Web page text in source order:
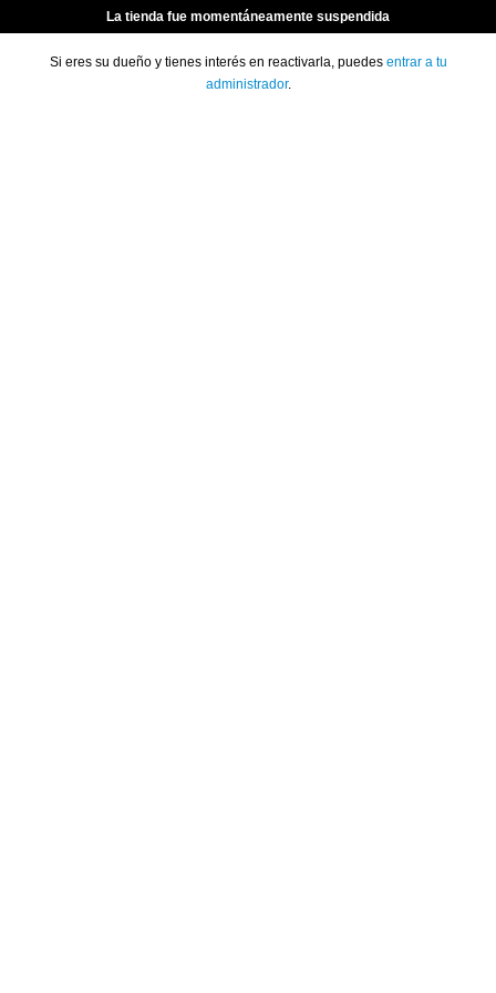
La tienda fue momentáneamente suspendida
Si eres su dueño y tienes interés en reactivarla, puedes entrar a tu
administrador.